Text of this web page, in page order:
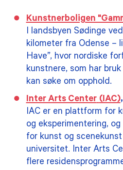
Kunstnerboligen
I landsbyen Sødinge
kilometer fra Odense –
Have”, hvor nordiske
kunstnere, som har
kan søke om opphold.
Inter Arts Center (IAC)
IAC er en plattform for
og eksperimentering,
for kunst og
universitet. Inter Arts
flere